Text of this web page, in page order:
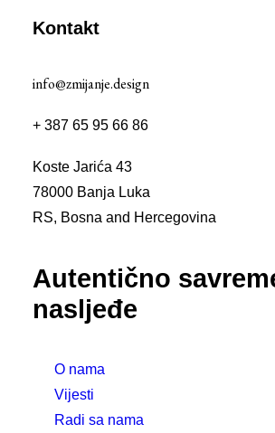
Autentično
nasljeđe
O nama
Vijesti
Radi sa nama
Kontakt
info@zmijanje.design
+ 387 65 95 66 86
Koste Jarića 43
78000 Banja Luka
RS, Bosna and Hercegovina